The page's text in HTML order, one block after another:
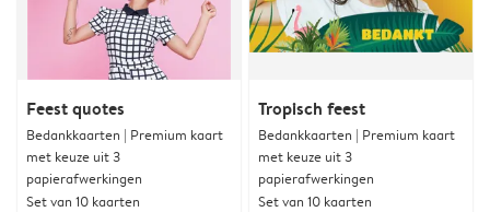
Feest quotes
Bedankkaarten | Premium kaart
met keuze uit 3
papierafwerkingen
Set van 10 kaarten
Tropisch feest
Bedankkaarten | Premium kaart
met keuze uit 3
papierafwerkingen
Set van 10 kaarten